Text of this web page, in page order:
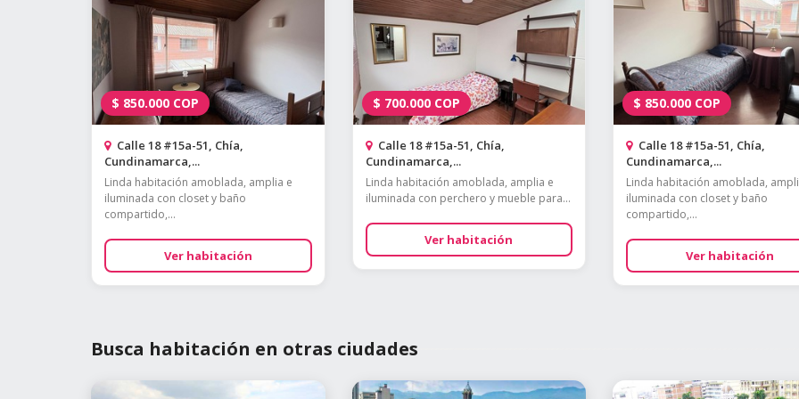
$ 850.000 COP
Calle 18 #15a-51, Chía,
Cundinamarca,...
Linda habitación amoblada, amplia e
iluminada con closet y baño
compartido,...
Ver habitación
$ 700.000 COP
Calle 18 #15a-51, Chía,
Cundinamarca,...
Linda habitación amoblada, amplia e
iluminada con perchero y mueble para...
Ver habitación
$ 850.000 COP
Calle 18 #15a-51, Chía,
Cundinamarca,...
Linda habitación amoblada,
iluminada con closet y baño
compartido,...
Ver habitación
Busca habitación en otras ciudades